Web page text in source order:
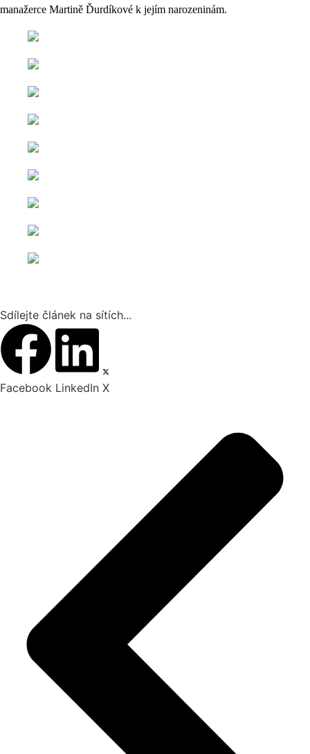
manažerce Martině Ďurdíkové k jejím narozeninám.
Sdílejte článek na sítích...
Facebook LinkedIn X